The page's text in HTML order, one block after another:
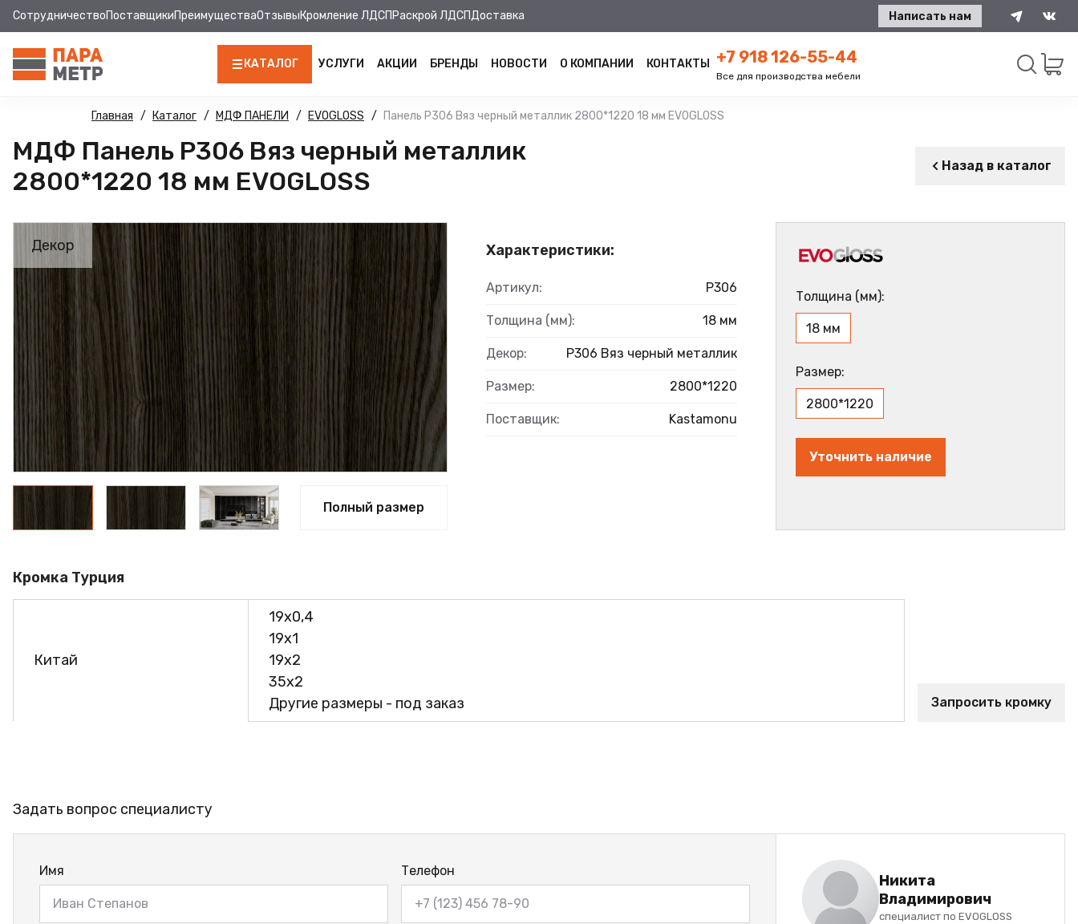
СотрудничествоПоставщикиПреимуществаОтзывыКромление ЛДСП Раскрой ЛДСПДоставка Написать нам
КАТАЛОГ
ЛДСП
КРОМКА
МДФ
МДФ ПАНЕЛИ
СТОЛЕШНИЦЫ
ФУРНИТУРА
ПРОФИЛЬ АЛЮМИНИЕВЫЙ
РАСПРОДАЖА
НОВИНКИ
УСЛУГИ АКЦИИ БРЕНДЫ НОВОСТИ О КОМПАНИИ КОНТАКТЫ +7 918 126-55-44
Все для производства мебели
Главная Каталог МДФ ПАНЕЛИ EVOGLOSS Панель Р306 Вяз черный металлик 2800*1220 18 мм EVOGLOSS
МДФ Панель Р306 Вяз черный металлик
2800*1220 18 мм EVOGLOSS
Назад в каталог
Декор
Полный размер
Характеристики:
Артикул: Р306
Толщина (мм): 18 мм
Декор: Р306 Вяз черный металлик
Размер: 2800*1220
Поставщик: Kastamonu
Толщина (мм):
18 мм
Размер:
2800*1220
Уточнить наличие
Кромка Турция
Китай
19х0,4
19х1
19х2
35х2
Другие размеры - под заказ
Запросить кромку
Задать вопрос специалисту
Имя Телефон
Никита
Владимирович
специалист по EVOGLOSS